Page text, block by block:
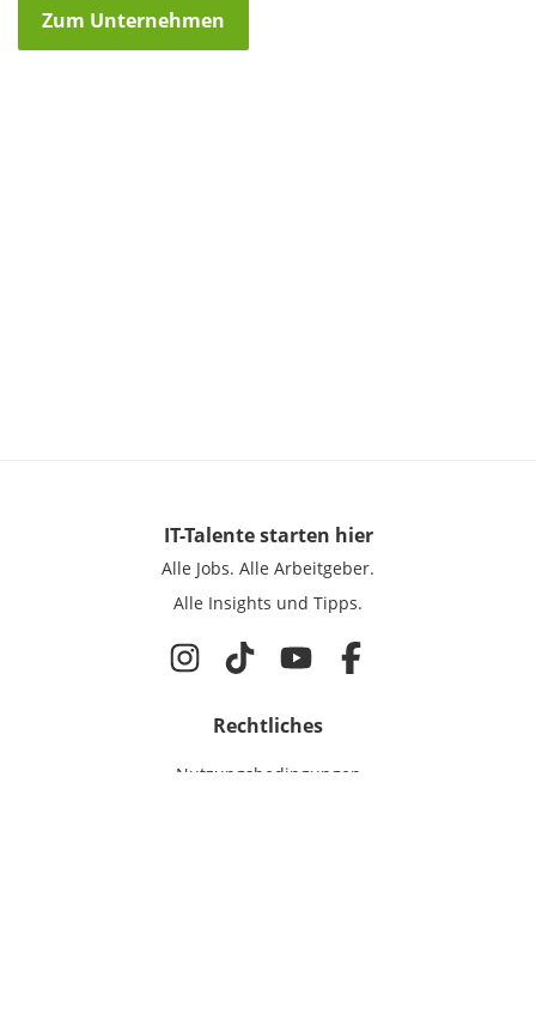
Zum Unternehmen
IT-Talentestarten hier
Alle Jobs. Alle Arbeitgeber.
Alle Insights und Tipps.
Rechtliches
Nutzungsbedingungen